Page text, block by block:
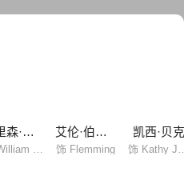
恒的生命这件事听起来很妙，但
哈里森·福特 艾伦·伯斯汀
饰 Flemming
凯西·贝克